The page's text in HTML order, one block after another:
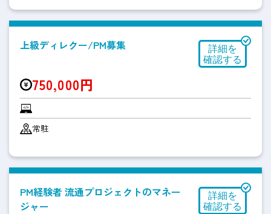
上級ディレクー/PM募集
750,000円
常駐
PM経験者 流通プロジェクトのマネー
ジャー